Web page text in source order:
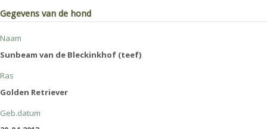
Gegevens van de hond
Naam
Sunbeam van de Bleckinkhof (teef)
Ras
Golden Retriever
Geb.datum